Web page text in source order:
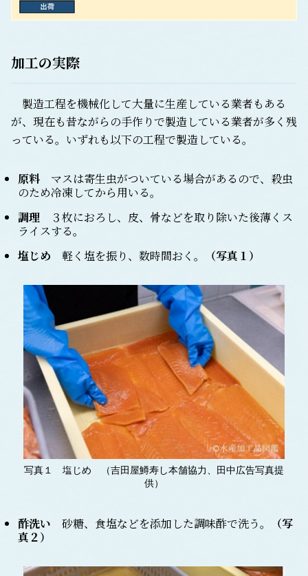
加工の実際
製造工程を機械化して大量に生産している業者もある
が、現在も昔ながらの手作りで製造している業者が多く残
っている。いずれも以下の工程で製造している。
原料 マスは寄生虫がついている場合があるので、殺虫
のため冷凍してから用いる。
調理 ３枚におろし、皮、骨などを取り除いた後薄くス
ライスする。
塩じめ 軽く塩を振り、数時間おく。 （写真１）
写真１ 塩じめ （吉田屋鱒寿し本舗協力、田中広告写真提
供）
酢洗い 砂糖、食塩などを添加した調味酢で洗う。
（写
真２）